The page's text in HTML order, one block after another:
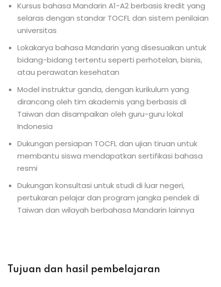
Kursus bahasa Mandarin A1-A2 berbasis kredit yang
selaras dengan standar TOCFL dan sistem penilaian
universitas
Lokakarya bahasa Mandarin yang disesuaikan untuk
bidang-bidang tertentu seperti perhotelan, bisnis,
atau perawatan kesehatan
Model instruktur ganda, dengan kurikulum yang
dirancang oleh tim akademis yang berbasis di
Taiwan dan disampaikan oleh guru-guru lokal
Indonesia
Dukungan persiapan TOCFL dan ujian tiruan untuk
membantu siswa mendapatkan sertifikasi bahasa
resmi
Dukungan konsultasi untuk studi di luar negeri,
pertukaran pelajar dan program jangka pendek di
Taiwan dan wilayah berbahasa Mandarin lainnya
Tujuan dan hasil pembelajaran